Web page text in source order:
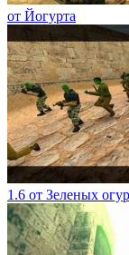
от Йогурта
1.6 от Зеленых